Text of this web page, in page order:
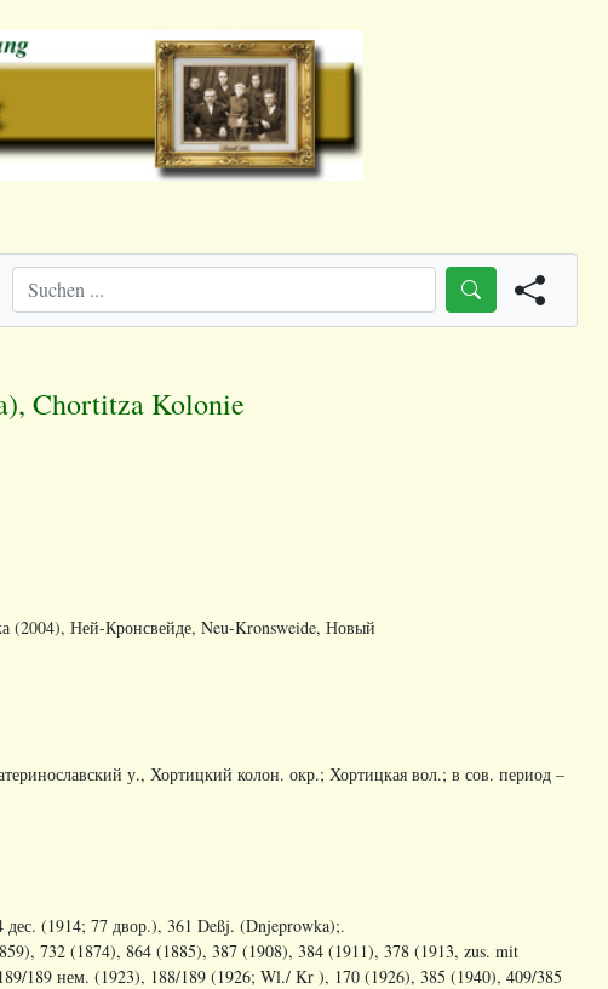
), Chortitza Kolonie
(2004), Ней-Кронсвейде, Neu-Kronsweide, Новый
у., Хортицкий колон. окр.; Хортицкая вол.; в сов. период –
дес. (1914; 77 двор.), 361 Deßj. (Dnjeprowka);.
732 (1874), 864 (1885), 387 (1908), 384 (1911), 378 (1913, zus. mit
189 нем. (1923), 188/189 (1926; Wl./ Kr ), 170 (1926), 385 (1940), 409/385